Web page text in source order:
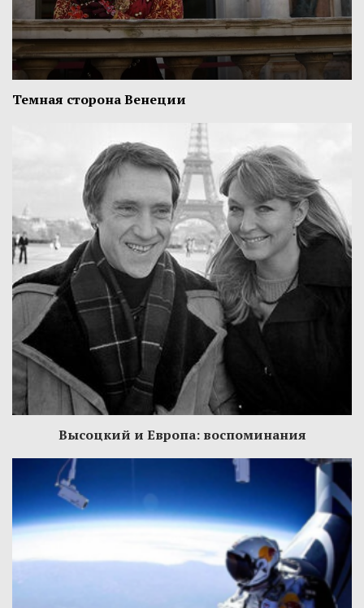
Темная сторона Венеции
Высоцкий и Европа: воспоминания